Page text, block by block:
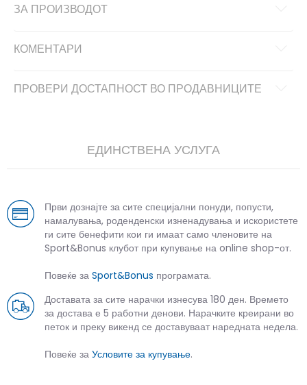
ЗА ПРОИЗВОДОТ
КОМЕНТАРИ
ПРОВЕРИ ДОСТАПНОСТ ВО ПРОДАВНИЦИТЕ
ЕДИНСТВЕНА УСЛУГА
Први дознајте за сите специјални понуди, попусти,
намалувања, роденденски изненадувања и искористете
ги сите бенефити кои ги имаат само членовите на
Sport&Bonus клубот при купување на online shop-от.
Повеќе за Sport&Bonus програмата.
Доставата за сите нарачки изнесува 180 ден. Времето
за достава е 5 работни денови. Нарачките креирани во
петок и преку викенд се доставуваат наредната недела.
Повеќе за Условите за купување.